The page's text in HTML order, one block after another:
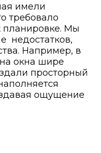
имели
требовало
планировке. Мы
недостатков,
Например, в
окна шире
просторный
ощущение